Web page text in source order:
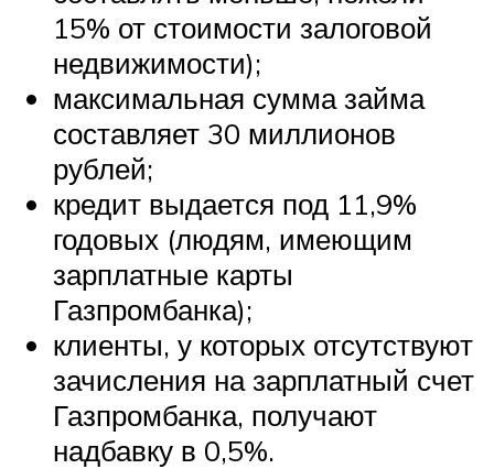
15% от стоимости залоговой
недвижимости);
максимальная сумма займа
составляет 30 миллионов
рублей;
кредит выдается под 11,9%
годовых (людям, имеющим
зарплатные карты
Газпромбанка);
клиенты, у которых отсутствуют
зачисления на зарплатный счет
Газпромбанка, получают
надбавку в 0,5%.